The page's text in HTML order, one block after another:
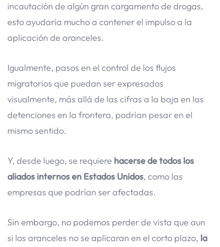
incautación de algún gran cargamento de drogas,
esto ayudaría mucho a contener el impulso a la
aplicación de aranceles.
Igualmente, pasos en el control de los flujos
migratorios que puedan ser expresados
visualmente, más allá de las cifras a la baja en las
detenciones en la frontera, podrían pesar en el
mismo sentido.
Y, desde luego, se requiere hacerse de todos los
aliados internos en Estados Unidos, como las
empresas que podrían ser afectadas.
Sin embargo, no podemos perder de vista que aun
si los aranceles no se aplicaran en el corto plazo, la